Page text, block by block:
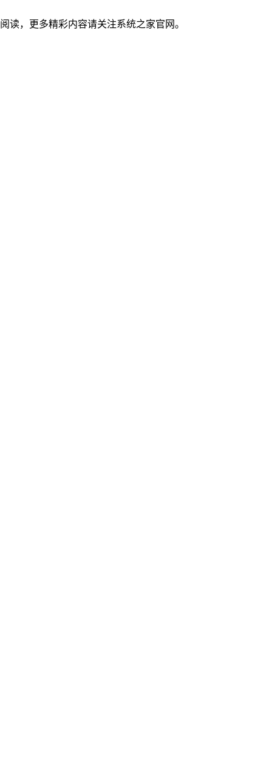
，更多精彩内容请关注系统之家官网。